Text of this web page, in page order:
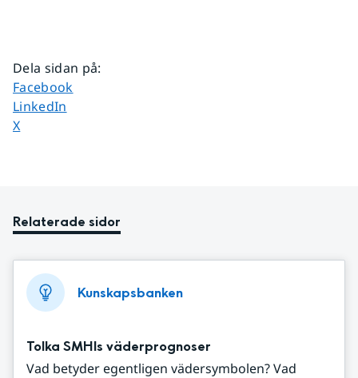
Dela sidan på:
Dela sidan på
Facebook
Dela sidan på
LinkedIn
Dela sidan på
X
Relaterade sidor
Kunskapsbanken
Tolka SMHIs väderprognoser
Vad betyder egentligen vädersymbolen? Vad